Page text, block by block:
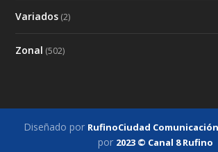
Variados (2)
Zonal (502)
Diseñado por RufinoCiudad Comunicación
por 2023 © Canal 8 Rufino